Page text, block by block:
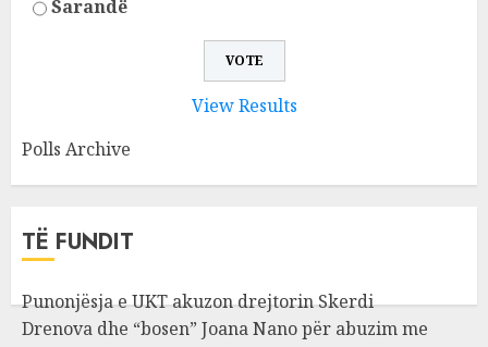
Sarandë
View Results
Polls Archive
TË FUNDIT
Punonjësja e UKT akuzon drejtorin Skerdi
Drenova dhe “bosen” Joana Nano për abuzim me